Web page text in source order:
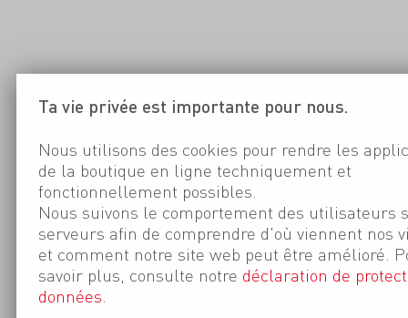
Ta vie privée est importante pour nous.
Nous utilisons des cookies pour rendre les
de la boutique en ligne techniquement et
fonctionnellement possibles.
Nous suivons le comportement des utilisateurs
serveurs afin de comprendre d'où viennent nos
et comment notre site web peut être amélioré.
savoir plus, consulte notre déclaration de
données